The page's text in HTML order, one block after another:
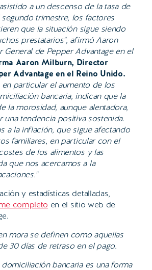
a un descenso de la tasa de
trimestre, los factores
que la situación sigue siendo
prestatarios", afirmó Aaron
de Pepper Advantage en el
Aaron Milburn, Director
Advantage en el Reino Unido.
particular el aumento de los
bancaria, indican que la
la morosidad, aunque alentadora,
una tendencia positiva sostenida.
a la inflación, que sigue afectando
familiares, en particular con el
de los alimentos y las
que nos acercamos a la
y estadísticas detalladas,
completo en el sitio web de
mora se definen como aquellas
30 días de retraso en el pago.
bancaria es una forma